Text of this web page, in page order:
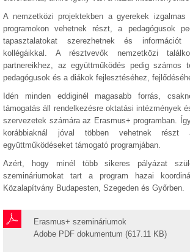
A nemzetközi projektekben a gyerekek izgalmas
programokon vehetnek részt, a pedagógusok
tapasztalatokat szerezhetnek és információt
kollégáikkal. A résztvevők nemzetközi
partnereikhez, az együttműködés pedig számos
pedagógusok és a diákok fejlesztéséhez,
Idén minden eddiginél magasabb forrás,
támogatás áll rendelkezésre oktatási intézmények
szervezetek számára az Erasmus+ programban.
korábbiaknál jóval többen vehetnek részt
együttműködéseket támogató programjában.
Azért, hogy minél több sikeres pályázat
szemináriumokat tart a program hazai
Közalapítvány Budapesten, Szegeden és Győrben.
Erasmus+ szemináriumok
Adobe PDF dokumentum (617.11 KB)